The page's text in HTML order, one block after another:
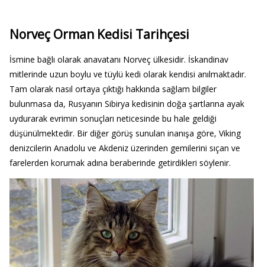
Norveç Orman Kedisi Tarihçesi
İsmine bağlı olarak anavatanı Norveç ülkesidir. İskandinav
mitlerinde uzun boylu ve tüylü kedi olarak kendisi anılmaktadır.
Tam olarak nasıl ortaya çıktığı hakkında sağlam bilgiler
bulunmasa da, Rusyanın Sibirya kedisinin doğa şartlarına ayak
uydurarak evrimin sonuçları neticesinde bu hale geldiği
düşünülmektedir. Bir diğer görüş sunulan inanışa göre, Viking
denizcilerin Anadolu ve Akdeniz üzerinden gemilerini sıçan ve
farelerden korumak adına beraberinde getirdikleri söylenir.